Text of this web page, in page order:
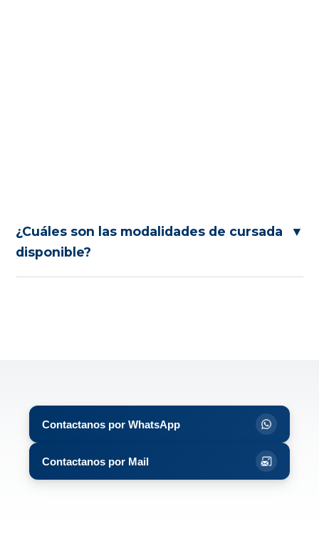
¿Cuáles son las modalidades de cursada
disponible?
▼
Contactanos por WhatsApp
Contactanos por Mail